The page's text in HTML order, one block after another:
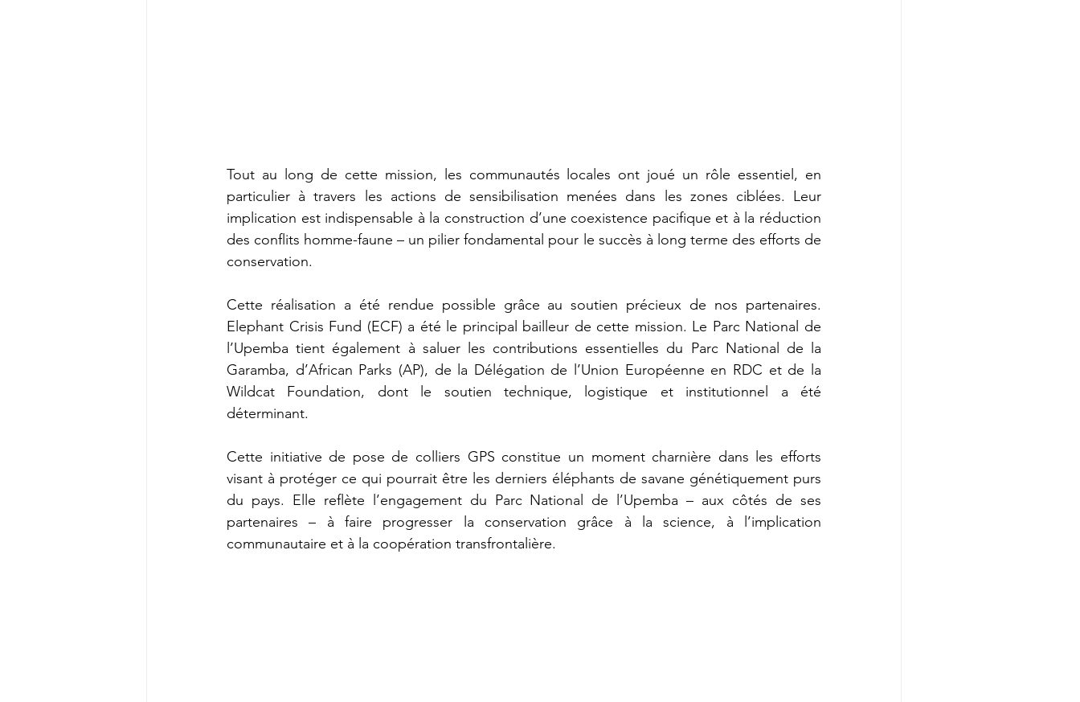
Tout au long de cette mission, les communautés locales ont joué un rôle essentiel, en
particulier à travers les actions de sensibilisation menées dans les zones ciblées. Leur
implication est indispensable à la construction d’une coexistence pacifique et à la réduction
des conflits homme-faune – un pilier fondamental pour le succès à long terme des efforts de
conservation.
Cette réalisation a été rendue possible grâce au soutien précieux de nos partenaires.
Elephant Crisis Fund (ECF) a été le principal bailleur de cette mission. Le Parc National de
l’Upemba tient également à saluer les contributions essentielles du Parc National de la
Garamba, d’African Parks (AP), de la Délégation de l’Union Européenne en RDC et de la
Wildcat Foundation, dont le soutien technique, logistique et institutionnel a été
déterminant.
Cette initiative de pose de colliers GPS constitue un moment charnière dans les efforts
visant à protéger ce qui pourrait être les derniers éléphants de savane génétiquement purs
du pays. Elle reflète l’engagement du Parc National de l’Upemba – aux côtés de ses
partenaires – à faire progresser la conservation grâce à la science, à l’implication
communautaire et à la coopération transfrontalière.